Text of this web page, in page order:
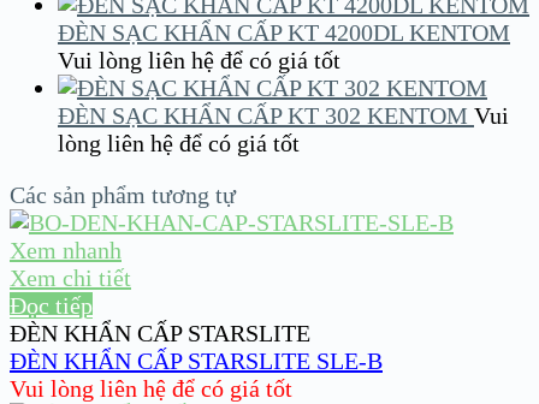
ĐÈN SẠC KHẨN CẤP KT 4200DL KENTOM
Vui lòng liên hệ để có giá tốt
ĐÈN SẠC KHẨN CẤP KT 302 KENTOM Vui
lòng liên hệ để có giá tốt
Các sản phẩm tương tự
Xem nhanh
Xem chi tiết
Đọc tiếp
ĐÈN KHẨN CẤP STARSLITE
ĐÈN KHẨN CẤP STARSLITE SLE-B
Vui lòng liên hệ để có giá tốt